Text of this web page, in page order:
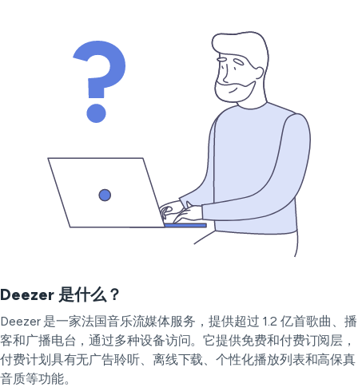
Deezer 是什么？
Deezer 是一家法国音乐流媒体服务，提供超过 1.2 亿首歌曲、播
客和广播电台，通过多种设备访问。它提供免费和付费订阅层，
付费计划具有无广告聆听、离线下载、个性化播放列表和高保真
音质等功能。